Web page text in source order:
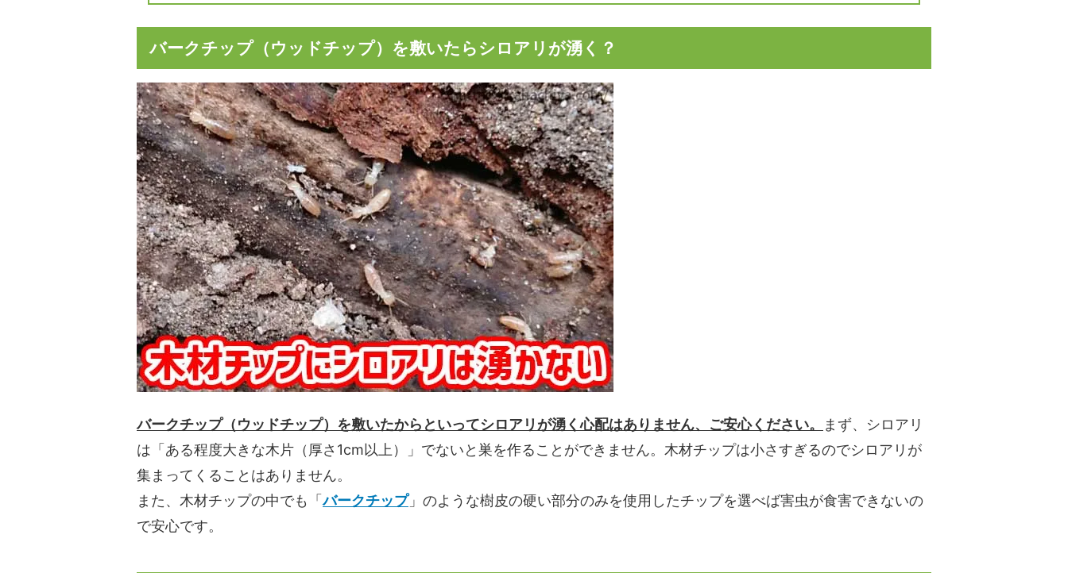
バークチップ（ウッドチップ）を敷いたらシロアリが湧く？
バークチップ（ウッドチップ）を敷いたからといってシロアリが湧く心配はありません、ご安心ください。
まず、シロアリ
は「ある程度大きな木片（厚さ1cm以上）」でないと巣を作ることができません。木材チップは小さすぎるのでシロアリが
集まってくることはありません。
また、木材チップの中でも「バークチップ」のような樹皮の硬い部分のみを使用したチップを選べば害虫が食害できないの
で安心です。